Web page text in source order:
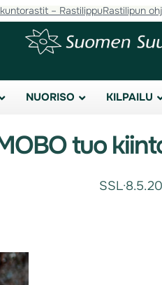
– RastilippuRastilipun
NUORISO KILPAILU
tuo
SSL·